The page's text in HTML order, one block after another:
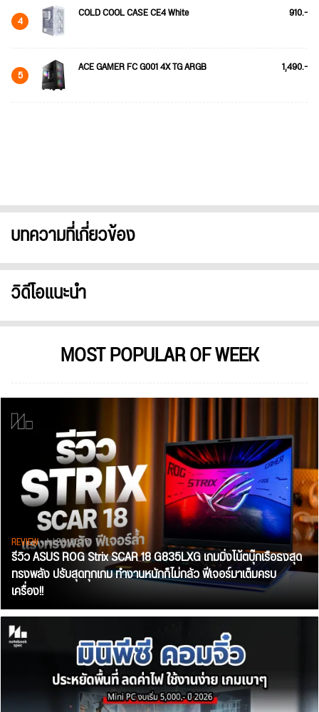
4 COLD COOL CASE CE4 White 910.-
5 ACE GAMER FC G001 4X TG ARGB 1,490.-
บทความที่เกี่ยวข้อง
วิดีโอแนะนำ
MOST POPULAR OF WEEK
REVIEW• Jul 28, 2026
รีวิว ASUS ROG Strix SCAR 18 G835LXG เกมมิ่งโน้ตบุ๊กเรือธงสุด
ทรงพลัง ปรับสุดทุกเกม ทำงานหนักก็ไม่กลัว ฟีเจอร์มาเต็มครบ
เครื่อง!!